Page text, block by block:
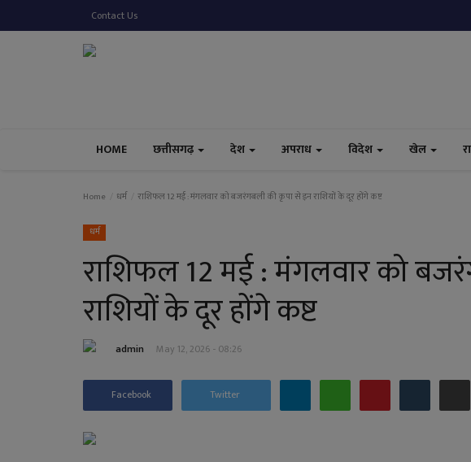
Contact Us
HOME छत्तीसगढ़ देश अपराध विदेश खेल
Home धर्म राशिफल 12 मई : मंगलवार को बजरंगबली की कृपा से इन राशियों के दूर होंगे कष्ट
धर्म
राशिफल 12 मई : मंगलवार को
राशियों के दूर होंगे कष्ट
admin May 12, 2026 - 08:26
Facebook Twitter